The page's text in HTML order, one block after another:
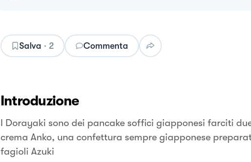
Salva · 2 Commenta
Introduzione
I Dorayaki sono dei pancake soffici giapponesi farciti
crema Anko, una confettura sempre giapponese
fagioli Azuki